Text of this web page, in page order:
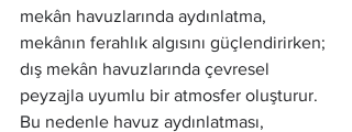
mekân havuzlarında aydınlatma,
mekânın ferahlık algısını güçlendirirken;
dış mekân havuzlarında çevresel
peyzajla uyumlu bir atmosfer oluşturur.
Bu nedenle havuz aydınlatması,